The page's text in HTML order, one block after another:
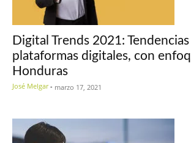
Digital Trends 2021:
plataformas digitales, con
Honduras
José Melgar - marzo 17, 2021